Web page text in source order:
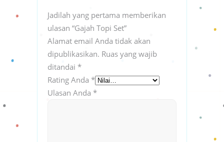
Jadilah yang pertama memberikan
ulasan “Gajah Topi Set”
Alamat email Anda tidak akan
dipublikasikan. Ruas yang wajib
ditandai *
Rating Anda *
Ulasan Anda *